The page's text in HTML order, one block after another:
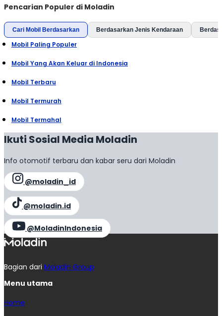
Pencarian Populer di Moladin
Cari Mobil Berdasarkan Berdasarkan Jenis Kendaraan
Mobil Paling Populer
Mobil Yang Akan Keluar di Indonesia
Mobil Terbaru
Mobil Termurah
Mobil Termahal
Ikuti Sosial Media Moladin
Info otomotif terbaru dan kabar seru dari Moladin
@moladin_id
@moladin.id
@MoladinIndonesia
Bagian dari Moladin Group
Menu utama
Home